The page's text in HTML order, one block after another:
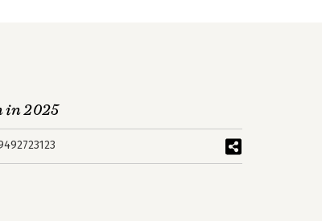
in 2025